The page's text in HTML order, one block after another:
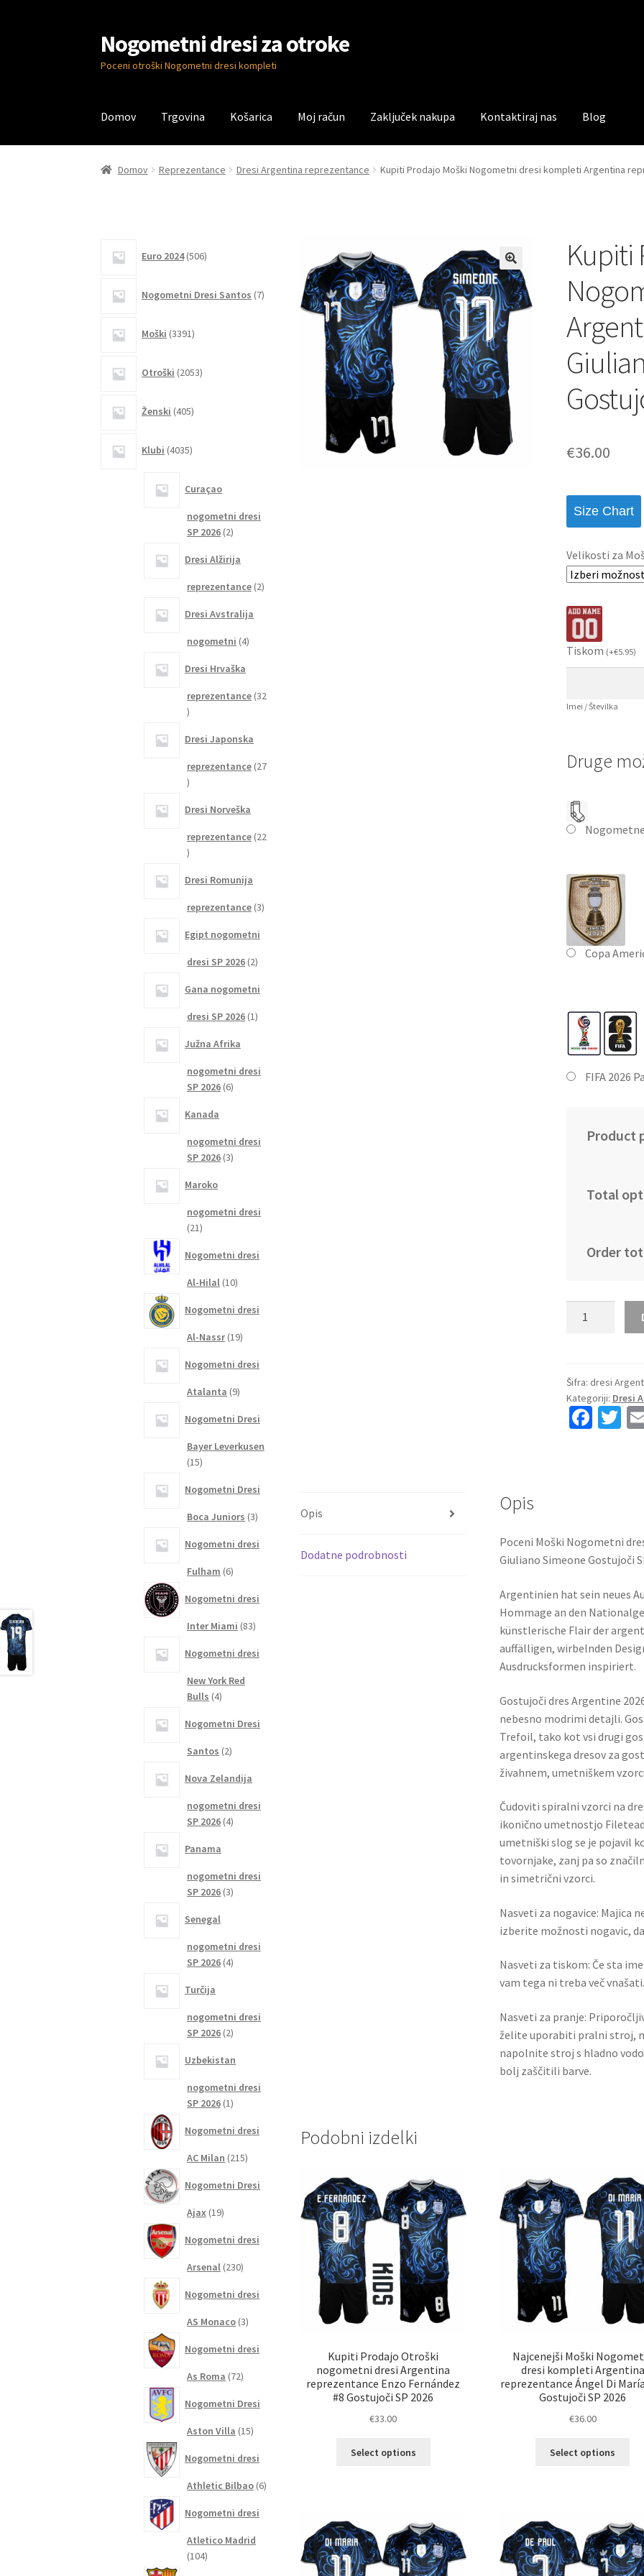
Skip
to
navigation
Skip
to
content
Nogometni dresi za otroke
Poceni otroški Nogometni dresi kompleti
Domov Trgovina Košarica Moj račun Zaključek nakupa Kontaktiraj nas Blog
Domov BlogKontaktiraj nas Košarica Moj račun Trgovina Zaključek nakupa
Domov Reprezentance Dresi Argentina reprezentance Kupiti Prodajo Moški Nogometni dresi kompleti Argentina
Kupiti
€36.00
Size Chart
Velikosti za
Tiskom (+€5.95)
Imei / Številka
Druge
Copa
FIFA 2026
Product
Total
Order
dresi
kompleti
Argentina
2026
količina
Šifra: dresi
Kategoriji: Dresi
Fa T
Opis
Dodatne podrobnosti
Opis
Poceni Moški Nogometni
Giuliano Simeone Gostujoči
Argentinien hat sein neues
Hommage an den
künstlerische Flair der
auffälligen, wirbelnden
Ausdrucksformen inspiriert.
Gostujoči dres Argentine
nebesno modrimi detajli.
Trefoil, tako kot vsi drugi
argentinskega dresov za
živahnem, umetniškem
Čudoviti spiralni vzorci na
ikonično umetnostjo
umetniški slog se je pojavil
tovornjake, zanj pa so
in simetrični vzorci.
Nasveti za nogavice: Majica
izberite možnosti nogavic,
Nasveti za tiskom: Če sta
vam tega ni treba več
Nasveti za pranje:
želite uporabiti pralni stroj,
napolnite stroj s hladno
bolj zaščitili barve.
Podobni izdelki
Kupiti Prodajo Otroški
nogometni dresi Argentina
reprezentance Enzo Fernández
#8 Gostujoči SP 2026
€33.00
Select options
Možnosti
lahko
izberete
na
Najcenejši Moški
dresi kompleti Argentina
reprezentance Ángel Di
Gostujoči SP 2026
€36.00
Select options
na
Euro 2024 506izdelkov
Nogometni Dresi Santos 7izdelkov
Moški 3391izdelkov
Otroški 2053izdelkov
Ženski 405izdelkov
Klubi 4035izdelkov
Curaçao
nogometni dresi
SP 2026 22
Dresi Alžirija
reprezentance 22
Dresi Avstralija
nogometni 44
Dresi Hrvaška
reprezentance 32
32
Dresi Japonska
reprezentance 27
27
Dresi Norveška
reprezentance 22
22
Dresi Romunija
reprezentance 33
Egipt nogometni
dresi SP 2026 22
Gana nogometni
dresi SP 2026 11
Južna Afrika
nogometni dresi
SP 2026 66
Kanada
nogometni dresi
SP 2026 33
Maroko
nogometni dresi
2121
Nogometni dresi
Al-Hilal 1010
Nogometni dresi
Al-Nassr 1919
Nogometni dresi
Atalanta 99
Nogometni Dresi
Bayer Leverkusen
1515
Nogometni Dresi
Boca Juniors 33
Nogometni dresi
Fulham 66
Nogometni dresi
Inter Miami 8383
Nogometni dresi
New York Red
Bulls 44
Nogometni Dresi
Santos 22
Nova Zelandija
nogometni dresi
SP 2026 44
Panama
nogometni dresi
SP 2026 33
Senegal
nogometni dresi
SP 2026 44
Turčija
nogometni dresi
SP 2026 22
Uzbekistan
nogometni dresi
SP 2026 11
Nogometni dresi
AC Milan 215215
Nogometni Dresi
Ajax 1919
Nogometni dresi
Arsenal 230230
Nogometni dresi
AS Monaco 33
Nogometni dresi
As Roma 7272
Nogometni Dresi
Aston Villa 1515
Nogometni dresi
Athletic Bilbao 66
Nogometni dresi
Atletico Madrid
104104